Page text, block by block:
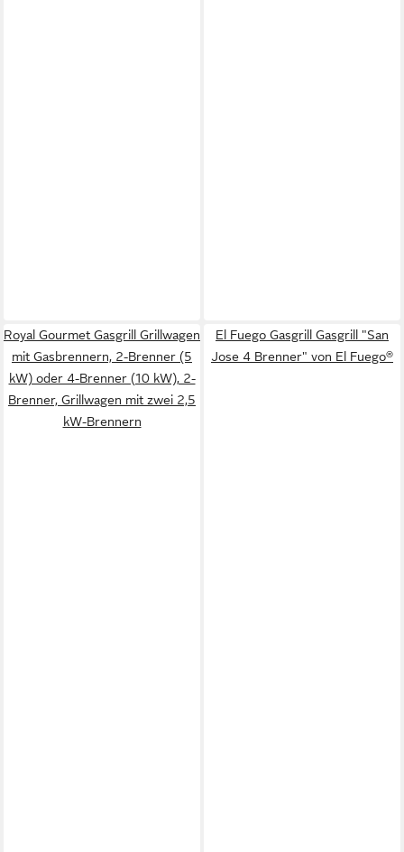
Royal Gourmet Gasgrill Grillwagen
mit Gasbrennern, 2-Brenner (5
kW) oder 4-Brenner (10 kW), 2-
Brenner, Grillwagen mit zwei 2,5
kW-Brennern
El Fuego Gasgrill Gasgrill "San
Jose 4 Brenner" von El Fuego®